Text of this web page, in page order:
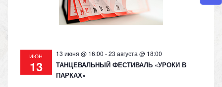
ИЮН
13
13 июня @ 16:00 -23 августа @ 18:00
ТАНЦЕВАЛЬНЫЙ ФЕСТИВАЛЬ «УРОКИ В
ПАРКАХ»